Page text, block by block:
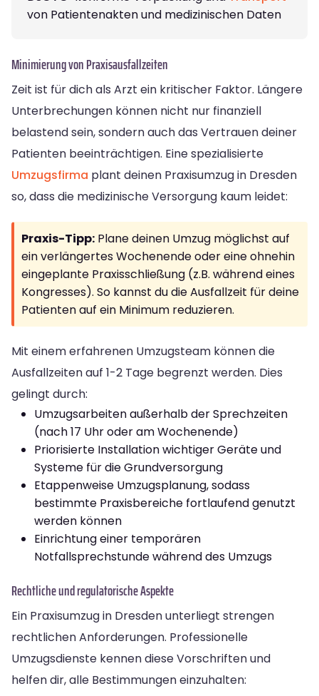
von Patientenakten und medizinischen Daten
Minimierung von Praxisausfallzeiten
Zeit ist für dich als Arzt ein kritischer Faktor. Längere
Unterbrechungen können nicht nur finanziell
belastend sein, sondern auch das Vertrauen deiner
Patienten beeinträchtigen. Eine spezialisierte
Umzugsfirma plant deinen Praxisumzug in Dresden
so, dass die medizinische Versorgung kaum leidet:
Praxis-Tipp: Plane deinen Umzug möglichst auf
ein verlängertes Wochenende oder eine ohnehin
eingeplante Praxisschließung (z.B. während eines
Kongresses). So kannst du die Ausfallzeit für deine
Patienten auf ein Minimum reduzieren.
Mit einem erfahrenen Umzugsteam können die
Ausfallzeiten auf 1-2 Tage begrenzt werden. Dies
gelingt durch:
Umzugsarbeiten außerhalb der Sprechzeiten
(nach 17 Uhr oder am Wochenende)
Priorisierte Installation wichtiger Geräte und
Systeme für die Grundversorgung
Etappenweise Umzugsplanung, sodass
bestimmte Praxisbereiche fortlaufend genutzt
werden können
Einrichtung einer temporären
Notfallsprechstunde während des Umzugs
Rechtliche und regulatorische Aspekte
Ein Praxisumzug in Dresden unterliegt strengen
rechtlichen Anforderungen. Professionelle
Umzugsdienste kennen diese Vorschriften und
helfen dir, alle Bestimmungen einzuhalten: